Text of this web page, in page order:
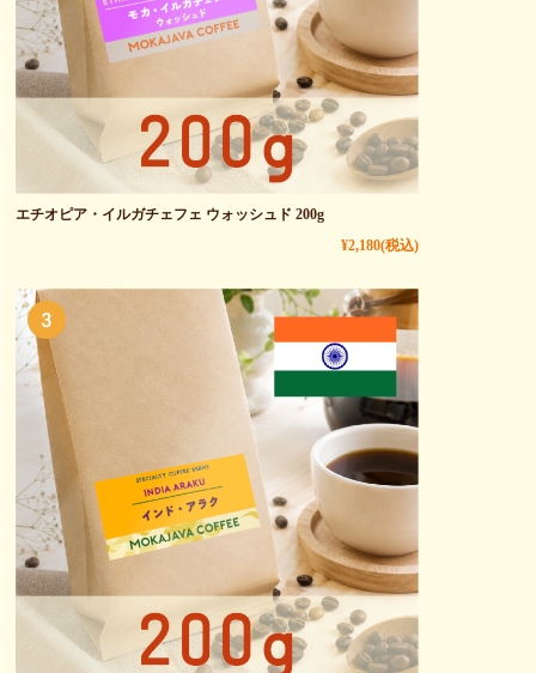
エチオピア・イルガチェフェ ウォッシュド 200g
¥2,180(税込)